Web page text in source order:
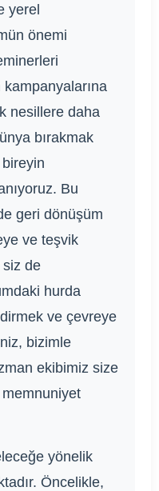
yerel
önemi
nesillere daha
bırakmak
Bu
geri dönüşüm
ve teşvik
siz de
hurda
ve çevreye
bizimle
ekibimiz size
yönelik
Öncelikle,